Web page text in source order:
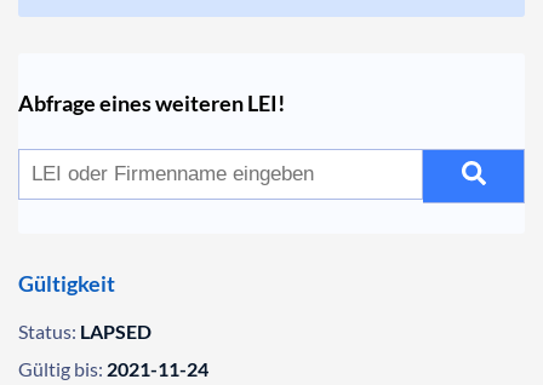
Abfrage eines weiteren LEI!
Gültigkeit
Status: LAPSED
Gültig bis: 2021-11-24